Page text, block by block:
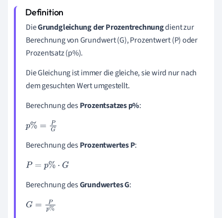
DieGrundgleichung derProzentrechnungdient zur
Berechnung von Grundwert (G), Prozentwert (P) oder
Prozentsatz (p%).
Die Gleichung ist immer die gleiche, sie wird nur nach
dem gesuchten Wert umgestellt.
Berechnung desProzentsatzes p%:
p%=PG
Berechnung desProzentwertes P:
P= p%·G
Berechnung desGrundwertes G:
G= Pp %